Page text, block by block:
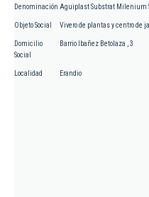
Denominación Aguiplast Substrat Milenium
Objeto Social Vivero de plantas y centro de
Domicilio
Social
Barrio Ibañez Betolaza , 3
Localidad Erandio